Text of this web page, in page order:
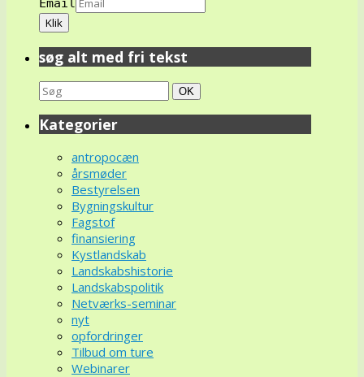
Email
søg alt med fri tekst
Search
for:
Søg
OK
Kategorier
antropocæn
årsmøder
Bestyrelsen
Bygningskultur
Fagstof
finansiering
Kystlandskab
Landskabshistorie
Landskabspolitik
Netværks-seminar
nyt
opfordringer
Tilbud om ture
Webinarer